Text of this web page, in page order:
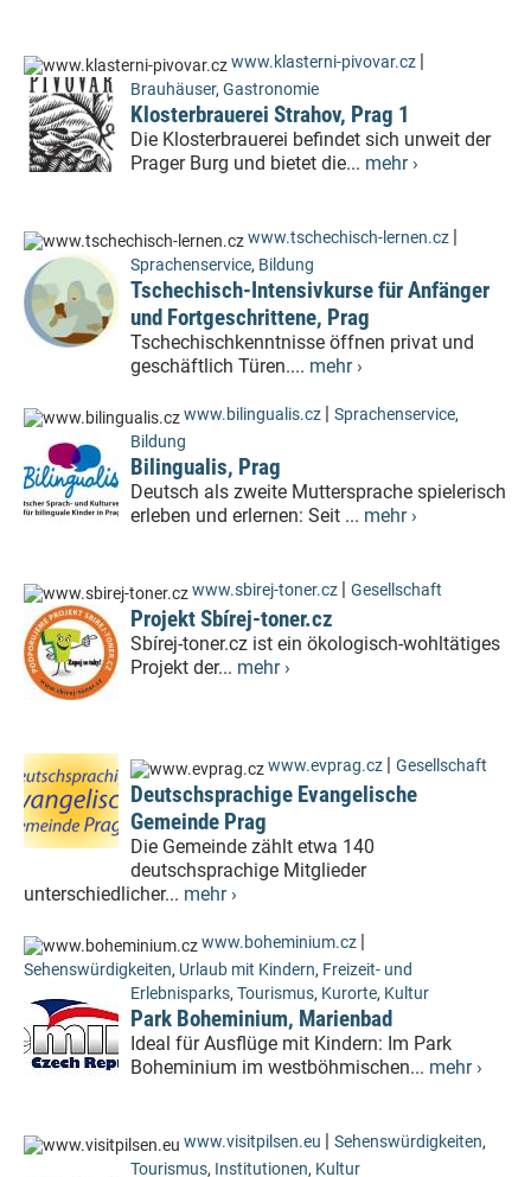
www.klasterni-pivovar.cz |
Brauhäuser, Gastronomie
Klosterbrauerei Strahov, Prag 1
Die Klosterbrauerei befindet sich unweit der
Prager Burg und bietet die... mehr ›
www.tschechisch-lernen.cz |
Sprachenservice, Bildung
Tschechisch-Intensivkurse für Anfänger
und Fortgeschrittene, Prag
Tschechischkenntnisse öffnen privat und
geschäftlich Türen.... mehr ›
www.bilingualis.cz | Sprachenservice,
Bildung
Bilingualis, Prag
Deutsch als zweite Muttersprache spielerisch
erleben und erlernen: Seit ... mehr ›
www.sbirej-toner.cz | Gesellschaft
Projekt Sbírej-toner.cz
Sbírej-toner.cz ist ein ökologisch-wohltätiges
Projekt der... mehr ›
www.evprag.cz | Gesellschaft
Deutschsprachige Evangelische
Gemeinde Prag
Die Gemeinde zählt etwa 140
deutschsprachige Mitglieder
unterschiedlicher... mehr ›
www.boheminium.cz |
Sehenswürdigkeiten, Urlaub mit Kindern, Freizeit- und
Erlebnisparks, Tourismus, Kurorte, Kultur
Park Boheminium, Marienbad
Ideal für Ausflüge mit Kindern: Im Park
Boheminium im westböhmischen... mehr ›
www.visitpilsen.eu | Sehenswürdigkeiten,
Tourismus, Institutionen, Kultur